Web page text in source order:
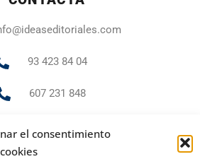
el consentimiento
93 423 84 04
607 231 848
Y MARKETING